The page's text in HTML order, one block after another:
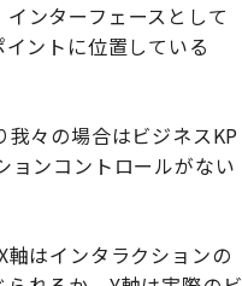
ンターフェースとして
ントに位置している
々の場合はビジネスKP
ョンコントロールがない
はインタラクションの